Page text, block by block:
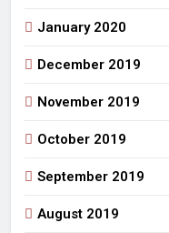
January 2020
December 2019
November 2019
October 2019
September 2019
August 2019